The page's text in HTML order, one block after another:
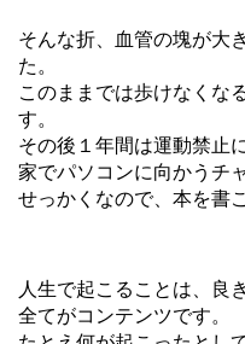
そんな折、血管の塊が大
た。
このままでは歩けなくな
す。
その後１年間は運動禁止
家でパソコンに向かうチ
せっかくなので、本を書
人生で起こることは、良
全てがコンテンツです。